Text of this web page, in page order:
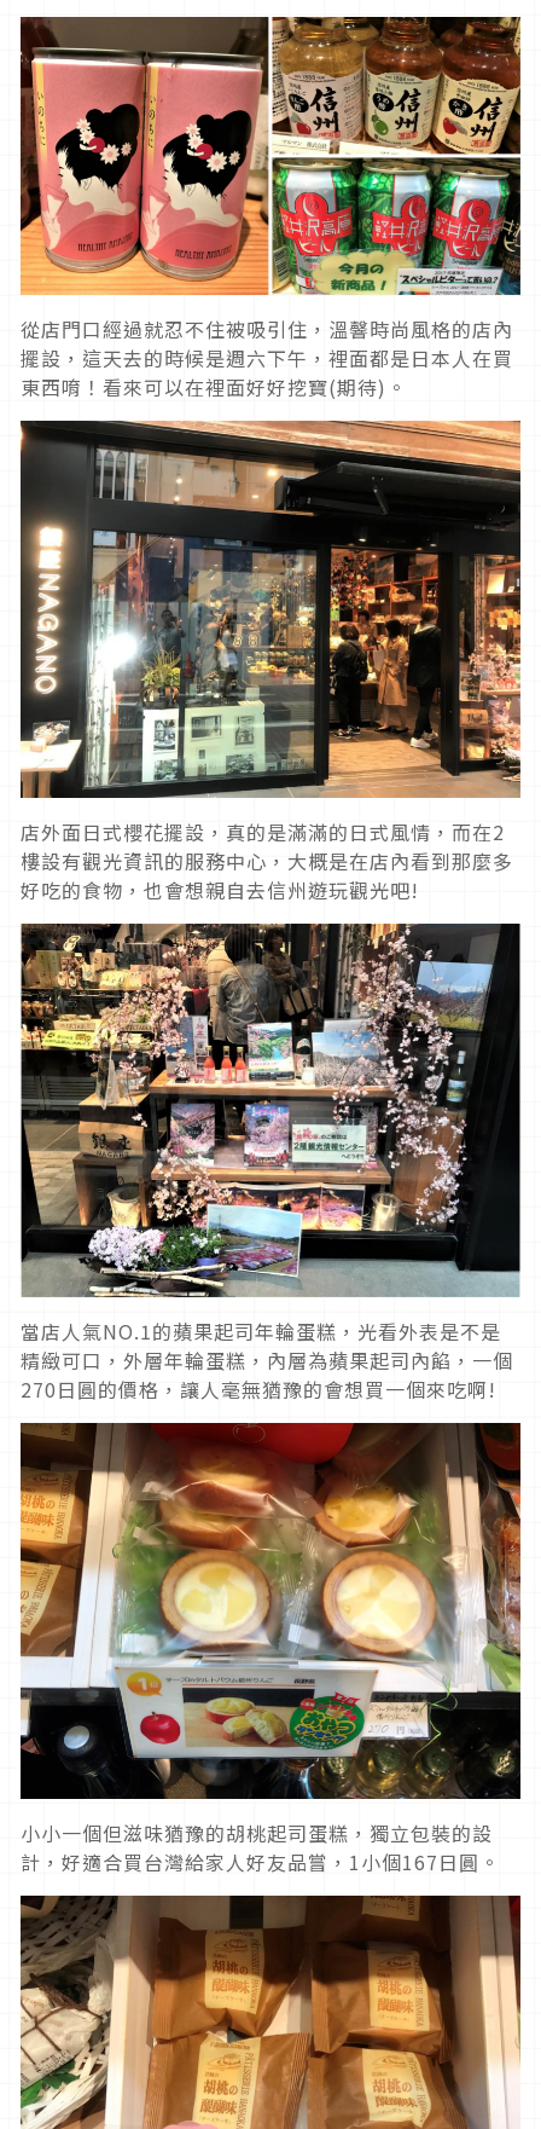
從店門口經過就忍不住被吸引住，溫韾時尚風格的店內
擺設，這天去的時候是週六下午，裡面都是日本人在買
東西唷！看來可以在裡面好好挖寶(期待)。
店外面日式櫻花擺設，真的是滿滿的日式風情，而在2
樓設有觀光資訊的服務中心，大概是在店內看到那麼多
好吃的食物，也會想親自去信州遊玩觀光吧!
當店人氣NO.1的蘋果起司年輪蛋糕，光看外表是不是
精緻可口，外層年輪蛋糕，內層為蘋果起司內餡，一個
270日圓的價格，讓人毫無猶豫的會想買一個來吃啊!
小小一個但滋味猶豫的胡桃起司蛋糕，獨立包裝的設
計，好適合買台灣給家人好友品嘗，1小個167日圓。